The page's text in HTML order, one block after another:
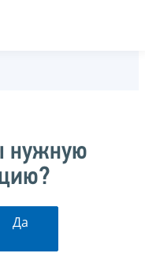
нужную
Да